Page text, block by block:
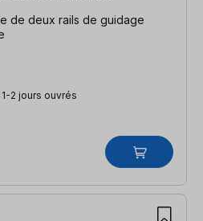
de deux rails de guidage
2 jours ouvrés